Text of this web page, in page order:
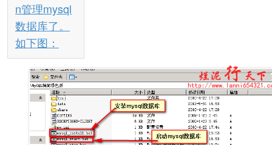
n管理mysql
数据库了。
如下图：